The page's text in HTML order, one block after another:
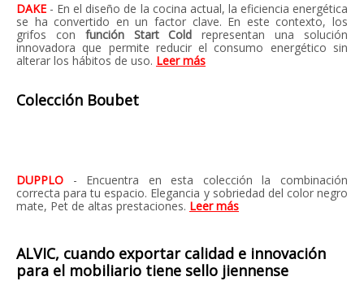
DAKE - En el diseño de la cocina actual, la eficiencia energética
se ha convertido en un factor clave. En este contexto, los
grifos con función Start Cold representan una solución
innovadora que permite reducir el consumo energético sin
alterar los hábitos de uso. Leer más
Colección Boubet
DUPPLO - Encuentra en esta colección la combinación
correcta para tu espacio. Elegancia y sobriedad del color negro
mate, Pet de altas prestaciones. Leer más
ALVIC, cuando exportar calidad e innovación
para el mobiliario tiene sello jiennense